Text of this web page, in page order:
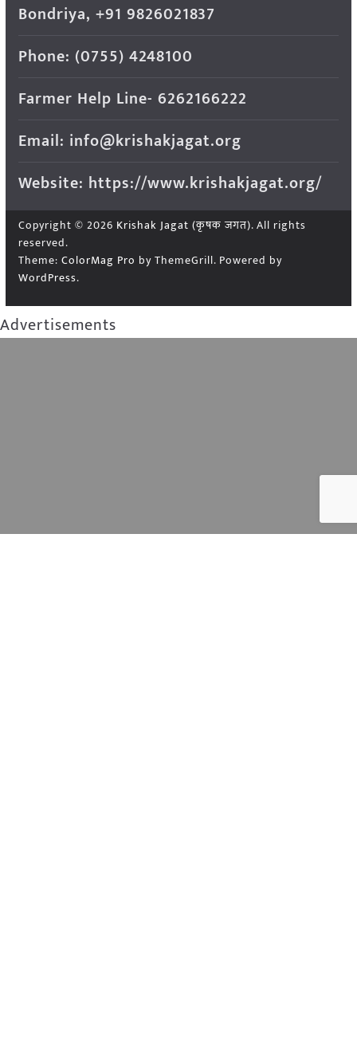
Bondriya, +91 9826021837
Phone: (0755) 4248100
Farmer Help Line- 6262166222
Email: info@krishakjagat.org
Website: https://www.krishakjagat.org/
Copyright © 2026 Krishak Jagat (कृषक जगत). All rights
reserved.
Theme: ColorMag Pro by ThemeGrill. Powered by
WordPress.
Advertisements